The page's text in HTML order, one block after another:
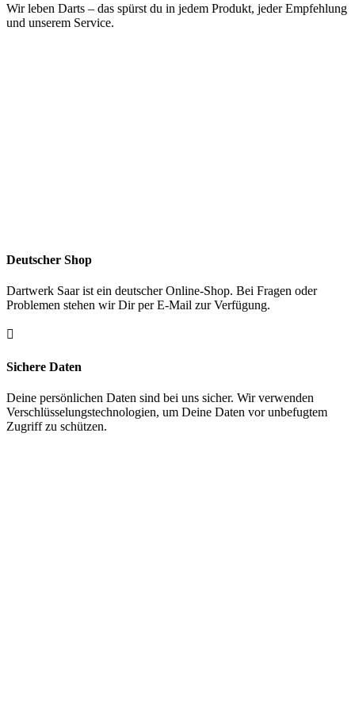
Wir leben Darts – das spürst du in jedem Produkt, jeder Empfehlung
und unserem Service.
Deutscher Shop
Dartwerk Saar ist ein deutscher Online-Shop. Bei Fragen oder
Problemen stehen wir Dir per E-Mail zur Verfügung.

Sichere Daten
Deine persönlichen Daten sind bei uns sicher. Wir verwenden
Verschlüsselungstechnologien, um Deine Daten vor unbefugtem
Zugriff zu schützen.